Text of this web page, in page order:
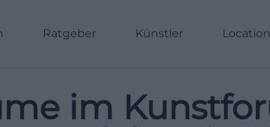
Ratgeber Künstler
im